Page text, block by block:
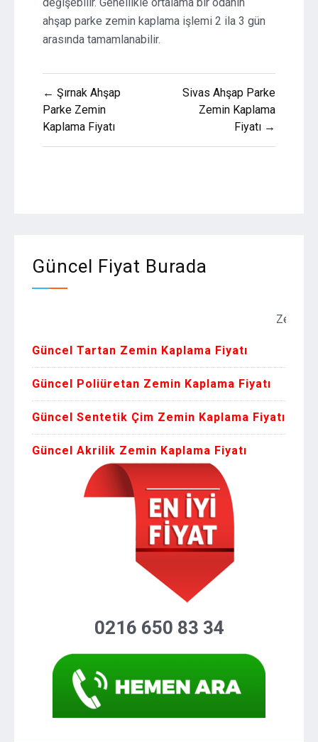
ahşap parke zemin kaplama işlemi 2 ila 3 gün
arasında tamamlanabilir.
Yazı
gezinmesi
← Şırnak Ahşap
Parke Zemin
Kaplama Fiyatı
Sivas Ahşap Parke
Zemin Kaplama
Fiyatı →
Güncel Fiyat Burada
Zemin
Güncel Tartan Zemin Kaplama Fiyatı
Güncel Poliüretan Zemin Kaplama Fiyatı
Güncel Sentetik Çim Zemin Kaplama Fiyatı
Güncel Akrilik Zemin Kaplama Fiyatı
0216 650 83 34